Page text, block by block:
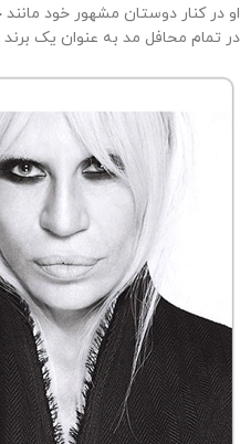
او در کنار دوستان مشهور خود
در تمام محافل مد به عنوان یک برند